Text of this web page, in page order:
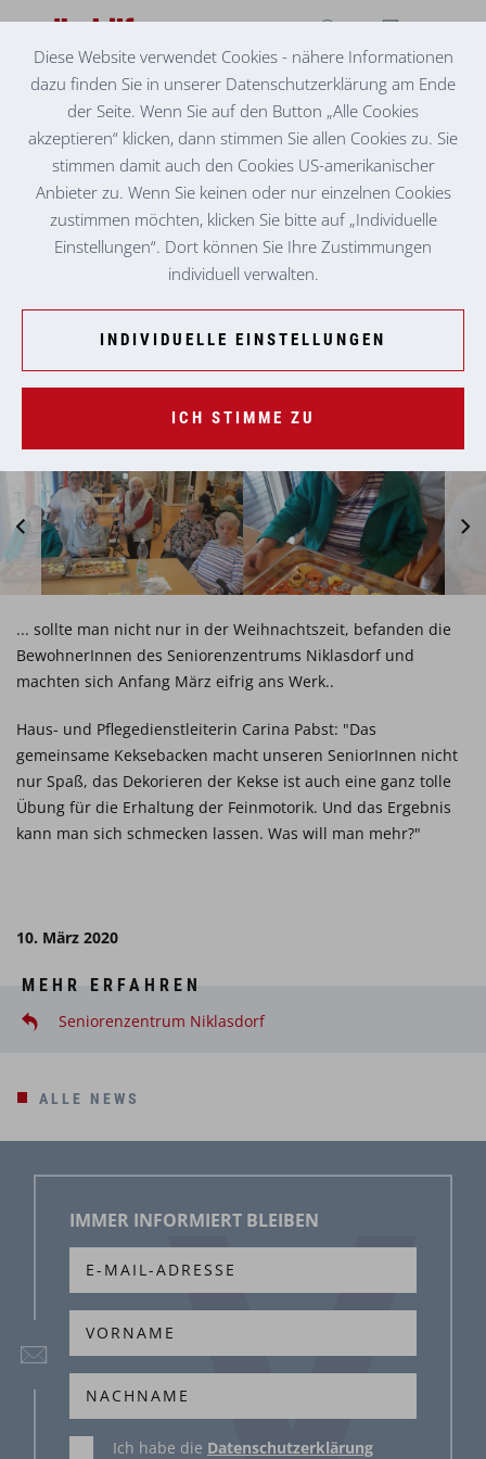
SENIORENZENTRUM NIKLASDORF
KEKSE BACKEN ...
... sollte man nicht nur in der Weihnachtszeit, befanden die
BewohnerInnen des Seniorenzentrums Niklasdorf und
machten sich Anfang März eifrig ans Werk..
Haus- und Pflegedienstleiterin Carina Pabst: "Das
gemeinsame Keksebacken macht unseren SeniorInnen nicht
nur Spaß, das Dekorieren der Kekse ist auch eine ganz tolle
Übung für die Erhaltung der Feinmotorik. Und das Ergebnis
kann man sich schmecken lassen. Was will man mehr?"
10. März 2020
MEHR ERFAHREN
Seniorenzentrum Niklasdorf
ALLE NEWS
IMMER INFORMIERT BLEIBEN
Ich habe die Datenschutzerklärung
Diese Website verwendet Cookies - nähere Informationen
dazu finden Sie in unserer Datenschutzerklärung am Ende
der Seite. Wenn Sie auf den Button „Alle Cookies
akzeptieren“ klicken, dann stimmen Sie allen Cookies zu. Sie
stimmen damit auch den Cookies US-amerikanischer
Anbieter zu. Wenn Sie keinen oder nur einzelnen Cookies
zustimmen möchten, klicken Sie bitte auf „Individuelle
Einstellungen“. Dort können Sie Ihre Zustimmungen
individuell verwalten.
INDIVIDUELLE EINSTELLUNGEN
ICH STIMME ZU